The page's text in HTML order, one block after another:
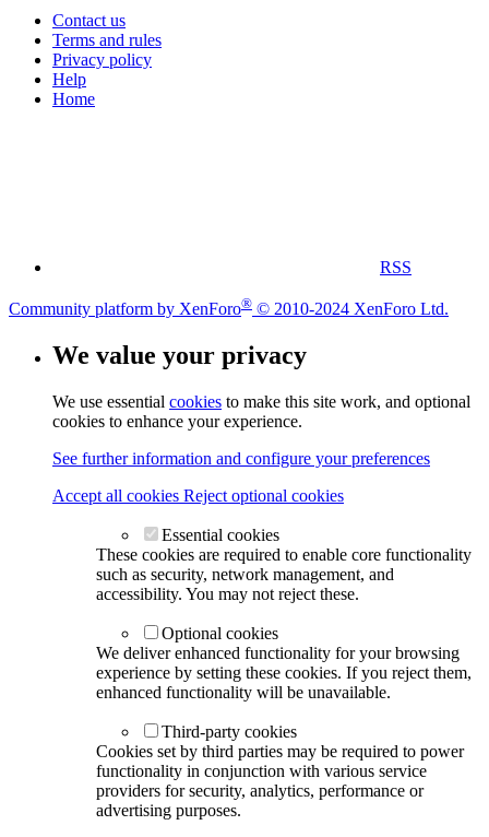
Contact us
Terms and rules
Privacy policy
Help
Home
RSS
Community platform by XenForo® © 2010-2024 XenForo Ltd.
We value your privacy
We use essential cookies to make this site work, and optional
cookies to enhance your experience.
See further information and configure your preferences
Accept all cookies Reject optional cookies
Essential cookies
These cookies are required to enable core functionality
such as security, network management, and
accessibility. You may not reject these.
Optional cookies
We deliver enhanced functionality for your browsing
experience by setting these cookies. If you reject them,
enhanced functionality will be unavailable.
Third-party cookies
Cookies set by third parties may be required to power
functionality in conjunction with various service
providers for security, analytics, performance or
advertising purposes.